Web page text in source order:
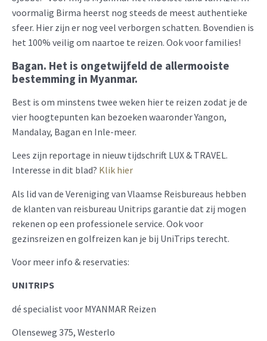
voormalig Birma heerst nog steeds de meest authentieke
sfeer. Hier zijn er nog veel verborgen schatten. Bovendien is
het 100% veilig om naartoe te reizen. Ook voor families!
Bagan. Het is ongetwijfeld de allermooiste
bestemming in Myanmar.
Best is om minstens twee weken hier te reizen zodat je de
vier hoogtepunten kan bezoeken waaronder Yangon,
Mandalay, Bagan en Inle-meer.
Lees zijn reportage in nieuw tijdschrift LUX & TRAVEL.
Interesse in dit blad? Klik hier
Als lid van de Vereniging van Vlaamse Reisbureaus hebben
de klanten van reisbureau Unitrips garantie dat zij mogen
rekenen op een professionele service. Ook voor
gezinsreizen en golfreizen kan je bij UniTrips terecht.
Voor meer info & reservaties:
UNITRIPS
dé specialist voor MYANMAR Reizen
Olenseweg 375, Westerlo